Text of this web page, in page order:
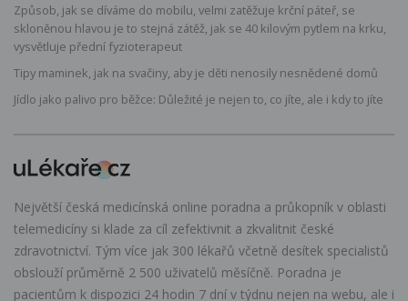
Způsob, jak se díváme do mobilu, velmi zatěžuje krční páteř, se
skloněnou hlavou je to stejná zátěž, jak se 40 kilovým pytlem na krku,
vysvětluje přední fyzioterapeut
Tipy maminek, jak na svačiny, aby je děti nenosily nesnědené domů
Jídlo jako palivo pro běžce: Důležité je nejen to, co jíte, ale i kdy to jíte
Největší česká medicínská online poradna a průkopník v oblasti
telemedicíny si klade za cíl zefektivnit a zkvalitnit české
zdravotnictví. Tým více jak 300 lékařů včetně desítek specialistů
obslouží průměrně 2 500 uživatelů měsíčně. Poradna je
pacientům k dispozici 24 hodin 7 dní v týdnu nejen na webu, ale i